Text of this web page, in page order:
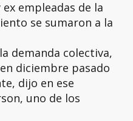
empleadas de la
se sumaron a la
demanda colectiva,
diciembre pasado
dijo en ese
uno de los